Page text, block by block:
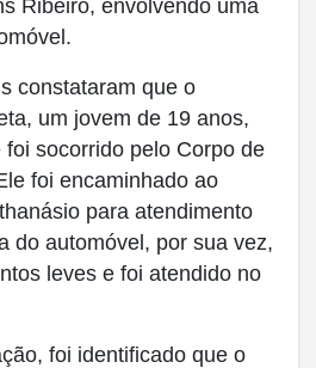
Ribeiro, envolvendo uma
constataram que o
um jovem de 19 anos,
socorrido pelo Corpo de
foi encaminhado ao
para atendimento
do automóvel, por sua vez,
leves e foi atendido no
foi identificado que o